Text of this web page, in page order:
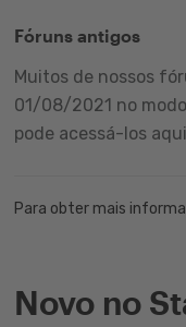
Fóruns antigos
Muitos de nossos
01/08/2021 no
pode acessá-los
Para obter mais
Novo no